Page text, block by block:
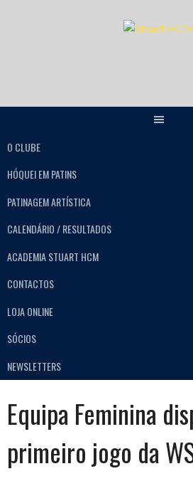
O CLUBE
HÓQUEI EM PATINS
PATINAGEM ARTÍSTICA
CALENDÁRIO / RESULTADOS
ACADEMIA STUART HCM
CONTACTOS
LOJA ONLINE
SÓCIOS
NEWSLETTERS
Equipa Feminina
primeiro jogo da